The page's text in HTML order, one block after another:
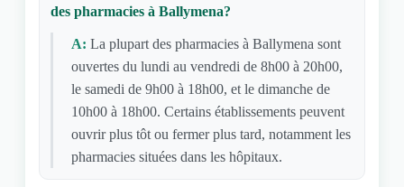
des pharmacies à Ballymena?
A: La plupart des pharmacies à Ballymena sont
ouvertes du lundi au vendredi de 8h00 à 20h00,
le samedi de 9h00 à 18h00, et le dimanche de
10h00 à 18h00. Certains établissements peuvent
ouvrir plus tôt ou fermer plus tard, notamment les
pharmacies situées dans les hôpitaux.